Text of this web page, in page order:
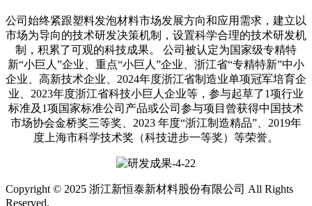
公司始终紧跟塑料发泡材料市场发展方向和应用需求，建立以
市场为导向的技术研发决策机制，设置科学合理的技术研发机
制，积累了可观的科技成果。 公司被认定为国家级专精特
新“小巨人”企业、重点“小巨人”企业、浙江省“专精特新”中小
企业、高新技术企业、2024年度浙江省制造业单项冠军培育企
业、2023年度浙江省科技小巨人企业等，参与起草了1项行业
标准及1项国家标准公司产品或公司参与项目曾获得中国技术
市场协会金桥奖三等奖、2023 年度“浙江制造精品”、2019年
度上海市科学技术奖（科技进步一等奖）等荣誉。
Copyright © 2025 浙江新恒泰新材料股份有限公司 All Rights
Reserved.